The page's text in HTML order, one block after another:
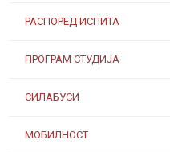
РАСПОРЕД ИСПИТА
ПРОГРАМ СТУДИЈА
СИЛАБУСИ
МОБИЛНОСТ